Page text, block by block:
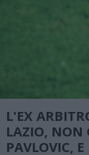
L'EX
LAZIO, NON
PAVLOVIC,